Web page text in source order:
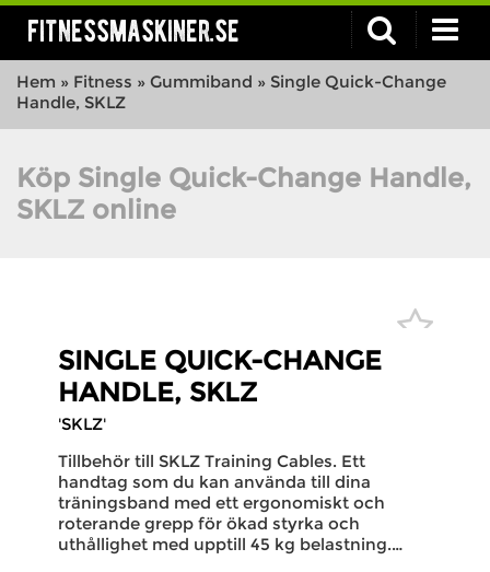
fitnessmaskiner.se
Hem » Fitness » Gummiband » Single Quick-Change
Handle, SKLZ
Köp Single Quick-Change Handle,
SKLZ online
SINGLE QUICK-CHANGE
HANDLE, SKLZ
'SKLZ'
Tillbehör till SKLZ Training Cables. Ett
handtag som du kan använda till dina
träningsband med ett ergonomiskt och
roterande grepp för ökad styrka och
uthållighet med upptill 45 kg belastning.…